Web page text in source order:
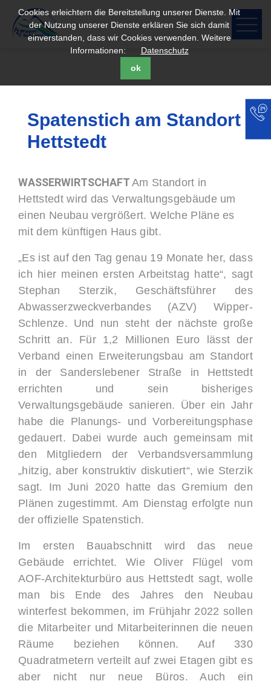
Cookies erleichtern die Bereitstellung unserer Dienste. Mit
der Nutzung unserer Dienste erklären Sie sich damit
einverstanden, dass wir Cookies verwenden. Weitere
Informationen:
Datenschutz
ok
Spatenstich am Standort
Hettstedt
WASSERWIRTSCHAFT Am Standort in
Hettstedt wird das Verwaltungsgebäude um
einen Neubau vergrößert. Welche Pläne es
mit dem künftigen Haus gibt.
„Es ist auf den Tag genau 19 Monate her, dass
ich hier meinen ersten Arbeitstag hatte“, sagt
Stephan Sterzik, Geschäftsführer des
Abwasserzweckverbandes (AZV) Wipper-
Schlenze. Und nun steht der nächste große
Schritt an. Für 1,2 Millionen Euro lässt der
Verband einen Erweiterungsbau am Standort
in der Sanderslebener Straße in Hettstedt
errichten und sein bisheriges
Verwaltungsgebäude sanieren. Über ein Jahr
habe die Planungs- und Vorbereitungsphase
gedauert. Dabei wurde auch gemeinsam mit
den Mitgliedern der Verbandsversammlung
„hitzig, aber konstruktiv diskutiert“, wie Sterzik
sagt. Im Juni 2020 hatte das Gremium den
Plänen zugestimmt. Am Dienstag erfolgte nun
der offizielle Spatenstich.
Im ersten Bauabschnitt wird das neue
Gebäude errichtet. Wie Oliver Flügel vom
AOF-Architekturbüro aus Hettstedt sagt, wolle
man bis Ende des Jahres den Neubau
winterfest bekommen, im Frühjahr 2022 sollen
die Mitarbeiter und Mitarbeiterinnen die neuen
Räume beziehen können. Auf 330
Quadratmetern verteilt auf zwei Etagen gibt es
aber nicht nur neue Büros. Auch ein